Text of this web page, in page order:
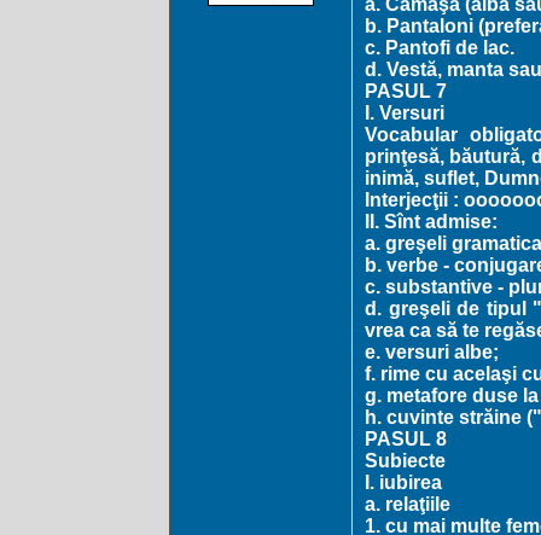
b. Pantaloni
c. Pantofi de lac.
d. Vestă, manta
PASUL 7
I. Versuri
Vocabular
prinţesă, băutură,
inimă, suflet,
Interjecţii :
II. Sînt admise:
a. greşeli
b. verbe -
c. substantive -
d. greşeli de tipul
vrea ca să te
e. versuri albe;
f. rime cu acelaşi
g. metafore duse
h. cuvinte străine
PASUL 8
Subiecte
I. iubirea
a. relaţiile
1. cu mai multe